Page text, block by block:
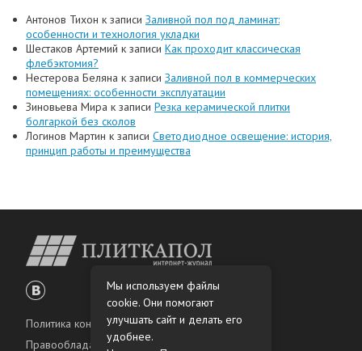
Антонов Тихон к записи Заливной пол под ламинат:
особенности и технология укладки
Шестаков Артемий к записи Как проходит классическая
флебэктомия?
Нестерова Беляна к записи Заливной пол в коммерческих
помещениях: особенности эксплуатации
Зиновьева Мира к записи Резка керамической плитки
болгаркой без сколов
Логинов Мартин к записи Светодиодное освещение: история,
принцип работы и преимущества
Политика конфиденциальности
Правообладателям
Мы используем файлы
cookie. Они помогают
улучшать сайт и делать его
удобнее.